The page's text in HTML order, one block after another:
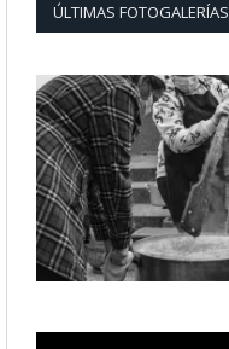
ÚLTIMAS FOTOGALERÍAS